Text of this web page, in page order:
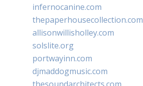
infernocanine.com
thepaperhousecollection.com
allisonwillisholley.com
solslite.org
portwayinn.com
djmaddogmusic.com